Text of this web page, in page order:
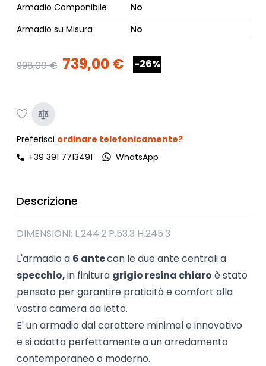
Armadio Componibile
No
Armadio su Misura
No
998,00 € 739,00 € -26%
Preferisci ordinare telefonicamente?
+39 391 7713491
WhatsApp
Descrizione
DIMENSIONI: L.244.2 P.53.3 H.245.3
L'armadio a 6 antecon le due ante centrali a
specchio,in finitura grigio resina chiaro è stato
pensato per garantire praticità e comfort alla
vostra camera da letto.
E' un armadio dal carattere minimal e innovativo
e si adatta perfettamente a un arredamento
contemporaneo o moderno.